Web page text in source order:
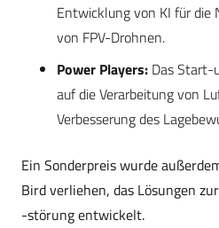
Entwicklung von KI für die
von FPV-Drohnen.
Power Players: Das Start-
auf die Verarbeitung von
Verbesserung des
Ein Sonderpreis wurde
Bird verliehen, das Lösungen
-störung entwickelt.